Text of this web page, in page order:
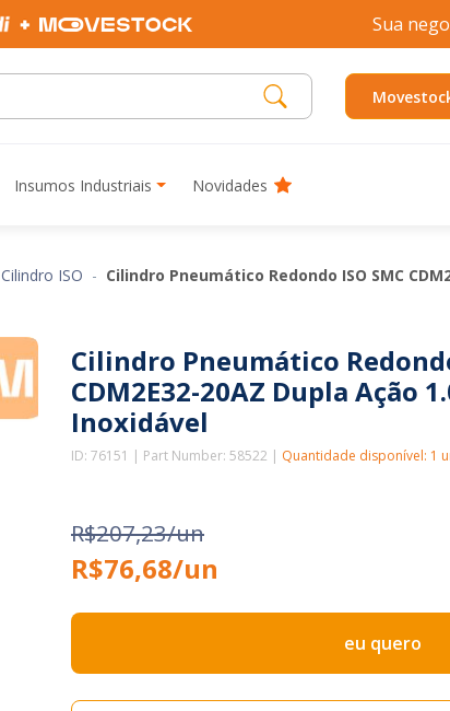
Sua
Insumos Industriais Novidades
Cilindro ISO
Cilindro Pneumático Redondo ISO SMC
Cilindro Pneumático
CDM2E32-20AZ Dupla Ação
Inoxidável
ID: 76151 | Part Number: 58522 | Quantidade disponível: 1
R$207,23/un
R$76,68/un
eu quero